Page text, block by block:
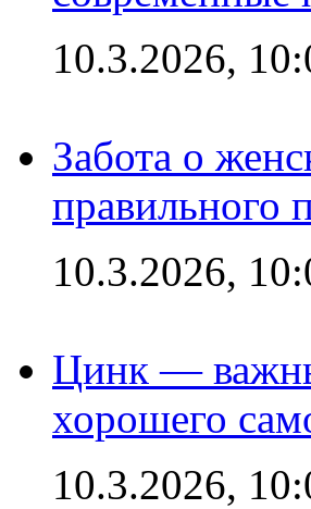
10.3.2026,
Забота о
правильного
10.3.2026,
Цинк —
хорошего
10.3.2026,